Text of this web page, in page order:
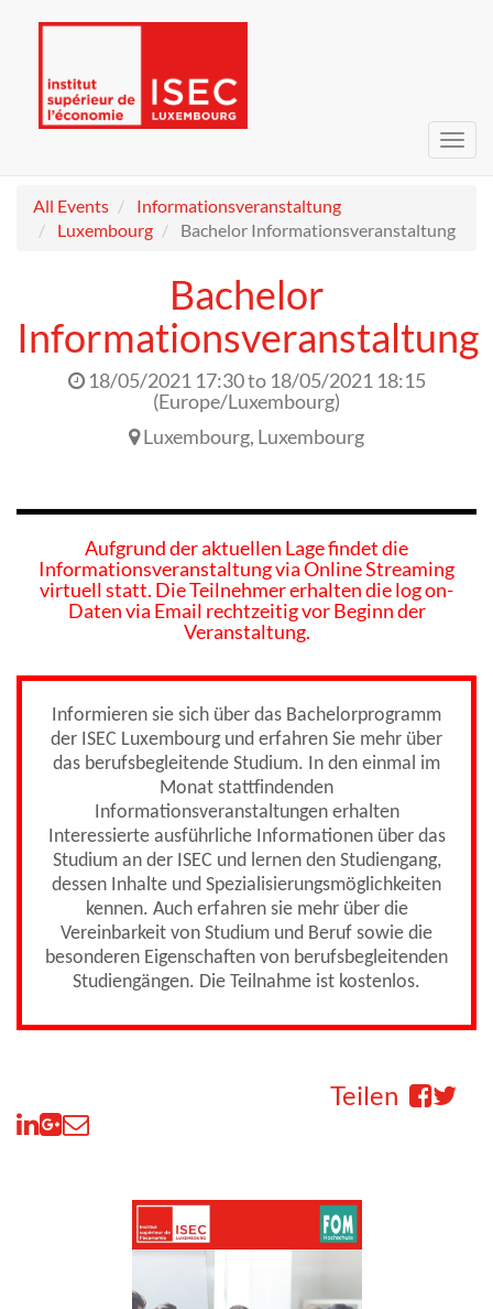
All Events
Informationsveranstaltung
Luxembourg
Bachelor Informationsveranstaltung
Bachelor
Informationsveranstaltung
18/05/2021 17:30to 18/05/2021 18:15
(Europe/Luxembourg)
Luxembourg, Luxembourg
Aufgrund der aktuellen Lage findet die
Informationsveranstaltung via Online Streaming
virtuell statt. Die Teilnehmer erhalten die log on-
Daten via Email rechtzeitig vor Beginn der
Veranstaltung.
Informieren sie sich über das Bachelorprogramm
der ISEC Luxembourg und erfahren Sie mehr über
das berufsbegleitende Studium. In den einmal im
Monat stattfindenden
Informationsveranstaltungen erhalten
Interessierte ausführliche Informationen über das
Studium an der ISEC und lernen den Studiengang,
dessen Inhalte und Spezialisierungsmöglichkeiten
kennen. Auch erfahren sie mehr über die
Vereinbarkeit von Studium und Beruf sowie die
besonderen Eigenschaften von berufsbegleitenden
Studiengängen. Die Teilnahme ist kostenlos.
Teilen